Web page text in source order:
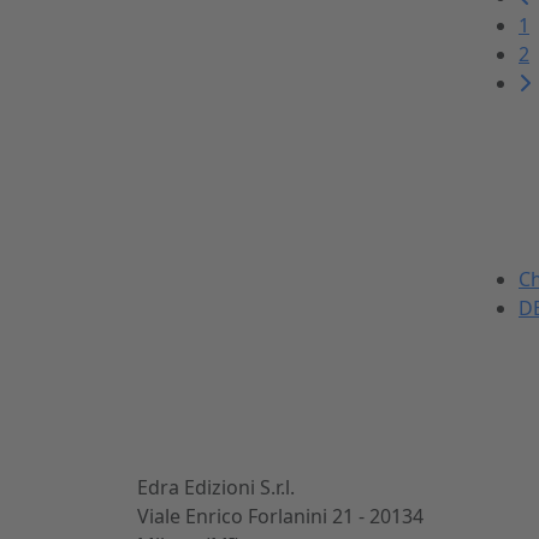
1
2
Edra Edizioni S.r.l.
Viale Enrico Forlanini 21 - 20134